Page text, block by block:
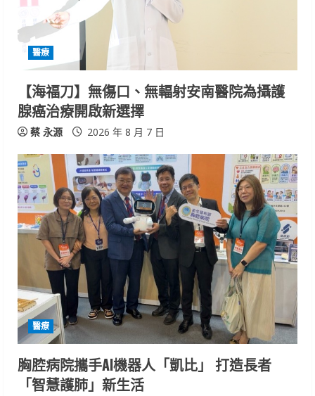
d
n
g
醫療
【海福刀】無傷口、無輻射安南醫院為攝護
腺癌治療開啟新選擇
蔡 永源 2026 年 8 月 7 日
醫療
胸腔病院攜手AI機器人「凱比」 打造長者
「智慧護肺」新生活